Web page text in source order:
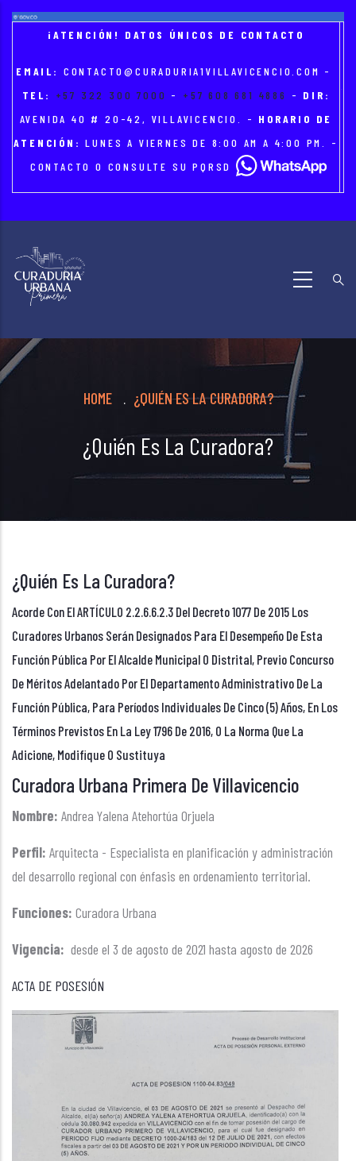
Skip
¡ATENCIÓN! DATOS ÚNICOS DE CONTACTO
EMAIL: CONTACTO@CURADURIA1VILLAVICENCIO.COM -
TEL:
+57 322 300 7000 - +57 608 681 4886 - DIR:
AVENIDA 40 # 20-42, VILLAVICENCIO. - HORARIO DE
ATENCIÓN: LUNES A VIERNES DE 8:00 AM A 4:00 PM. -
CONTACTO O CONSULTE SU PQRSD
Breadcrumb
HOME . ¿QUIÉN ES LA CURADORA?
¿Quién Es La Curadora?
¿Quién Es La Curadora?
Acorde Con El ARTÍCULO 2.2.6.6.2.3 Del Decreto 1077 De 2015 Los
Curadores Urbanos Serán Designados Para El Desempeño De Esta
Función Pública Por El Alcalde Municipal O Distrital, Previo Concurso
De Méritos Adelantado Por El Departamento Administrativo De La
Función Pública, Para Períodos Individuales De Cinco (5) Años, En Los
Términos Previstos En La Ley 1796 De 2016, O La Norma Que La
Adicione, Modifique O Sustituya
Curadora Urbana Primera De Villavicencio
Nombre: Andrea Yalena Atehortúa Orjuela
Perfil: Arquitecta - Especialista en planificación y administración
del desarrollo regional con énfasis en ordenamiento territorial.
Funciones: Curadora Urbana
Vigencia: desde el 3 de agosto de 2021 hasta agosto de 2026
ACTA DE POSESIÓN